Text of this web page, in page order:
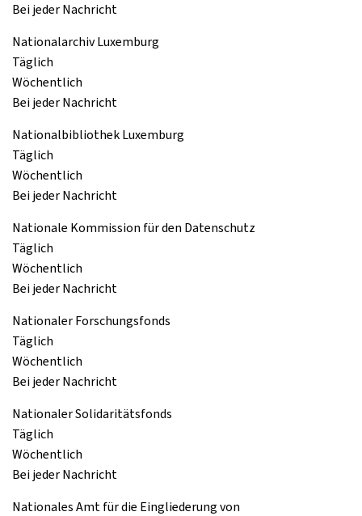
Bei jeder Nachricht
Nationalarchiv Luxemburg
Täglich
Wöchentlich
Bei jeder Nachricht
Nationalbibliothek Luxemburg
Täglich
Wöchentlich
Bei jeder Nachricht
Nationale Kommission für den Datenschutz
Täglich
Wöchentlich
Bei jeder Nachricht
Nationaler Forschungsfonds
Täglich
Wöchentlich
Bei jeder Nachricht
Nationaler Solidaritätsfonds
Täglich
Wöchentlich
Bei jeder Nachricht
Nationales Amt für die Eingliederung von